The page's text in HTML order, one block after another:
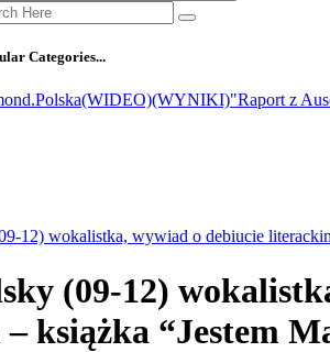
Categories...
.Polska(WIDEO)(WYNIKI)"Raport z
12) wokalistka, wywiad o debiucie
(09-12)
książka “Jestem